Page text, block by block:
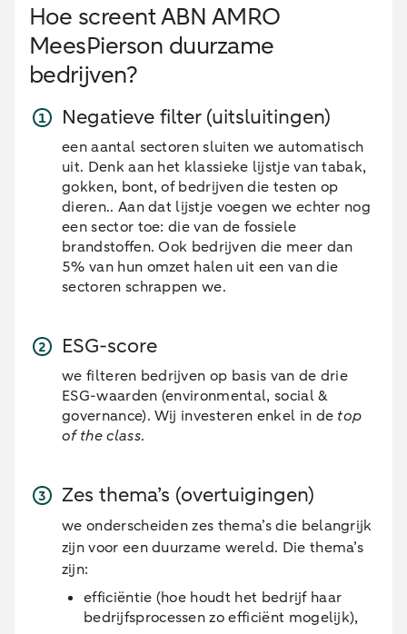
Hoe screent ABN AMRO
MeesPierson duurzame
bedrijven?
Negatieve filter (uitsluitingen)
een aantal sectoren sluiten we automatisch
uit. Denk aan het klassieke lijstje van tabak,
gokken, bont, of bedrijven die testen op
dieren.. Aan dat lijstje voegen we echter nog
een sector toe: die van de fossiele
brandstoffen. Ook bedrijven die meer dan
5% van hun omzet halen uit een van die
sectoren schrappen we.
ESG-score
we filteren bedrijven op basis van de drie
ESG-waarden (environmental, social &
governance). Wij investeren enkel in de top
of the class.
Zes thema’s (overtuigingen)
we onderscheiden zes thema’s die belangrijk
zijn voor een duurzame wereld. Die thema’s
zijn:
efficiëntie (hoe houdt het bedrijf haar
bedrijfsprocessen zo efficiënt mogelijk),